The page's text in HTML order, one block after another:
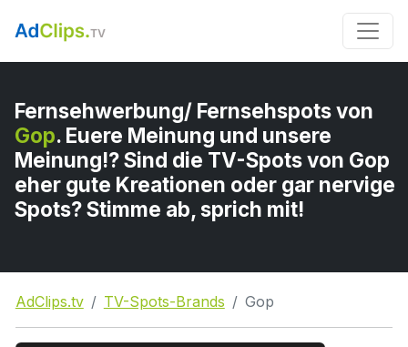
Fernsehwerbung/ Fernsehspots von
Gop. Euere Meinung und unsere
Meinung!? Sind die TV-Spots von Gop
eher gute Kreationen oder gar nervige
Spots? Stimme ab, sprich mit!
AdClips.tv TV-Spots-Brands Gop